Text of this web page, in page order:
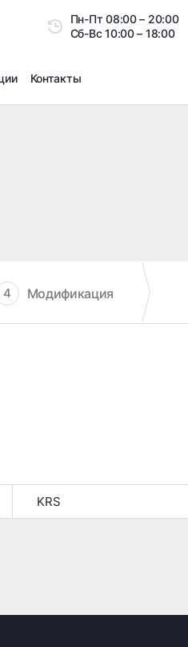
Пн-Пт08:00 – 20:00
Сб-Вс10:00 – 18:00
зимней резины
Контакты
4 Модификация
KRS